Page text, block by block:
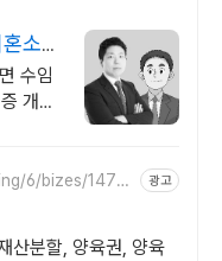
소송
수임
개수,
6/bizes/1475
광고
산분할, 양육권, 양육